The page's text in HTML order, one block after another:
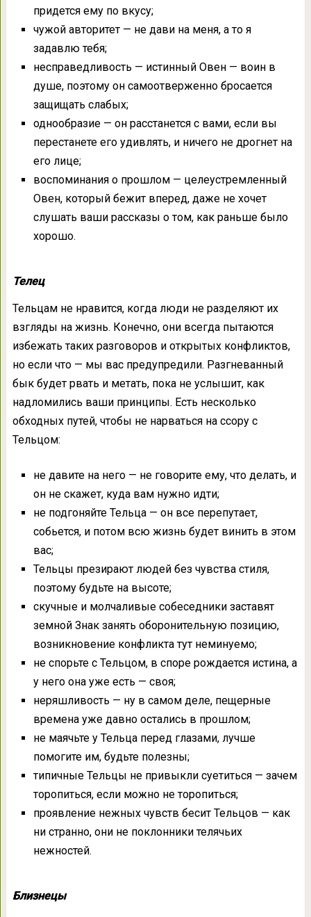
придется ему по вкусу;
чужой авторитет — не дави на меня, а то я
задавлю тебя;
несправедливость — истинный Овен — воин в
душе, поэтому он самоотверженно бросается
защищать слабых;
однообразие — он расстанется с вами, если вы
перестанете его удивлять, и ничего не дрогнет на
его лице;
воспоминания о прошлом — целеустремленный
Овен, который бежит вперед, даже не хочет
слушать ваши рассказы о том, как раньше было
хорошо.
Телец
Тельцам не нравится, когда люди не разделяют их
взгляды на жизнь. Конечно, они всегда пытаются
избежать таких разговоров и открытых конфликтов,
но если что — мы вас предупредили. Разгневанный
бык будет рвать и метать, пока не услышит, как
надломились ваши принципы. Есть несколько
обходных путей, чтобы не нарваться на ссору с
Тельцом:
не давите на него — не говорите ему, что делать, и
он не скажет, куда вам нужно идти;
не подгоняйте Тельца — он все перепутает,
собьется, и потом всю жизнь будет винить в этом
вас;
Тельцы презирают людей без чувства стиля,
поэтому будьте на высоте;
скучные и молчаливые собеседники заставят
земной Знак занять оборонительную позицию,
возникновение конфликта тут неминуемо;
не спорьте с Тельцом, в споре рождается истина, а
у него она уже есть — своя;
неряшливость — ну в самом деле, пещерные
времена уже давно остались в прошлом;
не маячьте у Тельца перед глазами, лучше
помогите им, будьте полезны;
типичные Тельцы не привыкли суетиться — зачем
торопиться, если можно не торопиться;
проявление нежных чувств бесит Тельцов — как
ни странно, они не поклонники телячьих
нежностей.
Близнецы